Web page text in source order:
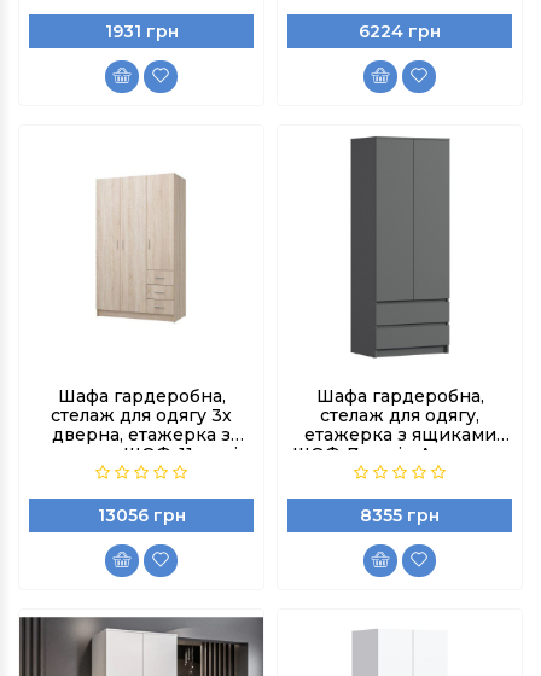
1931 грн 6224 грн
Шафа гардеробна,
стелаж для одягу 3х
дверна, етажерка з
ящиками ШОФ-11, колір
Дуб сонома
13056 грн
Шафа гардеробна,
стелаж для одягу,
етажерка з ящиками
ШОФ-7, колір Антрацит
8355 грн